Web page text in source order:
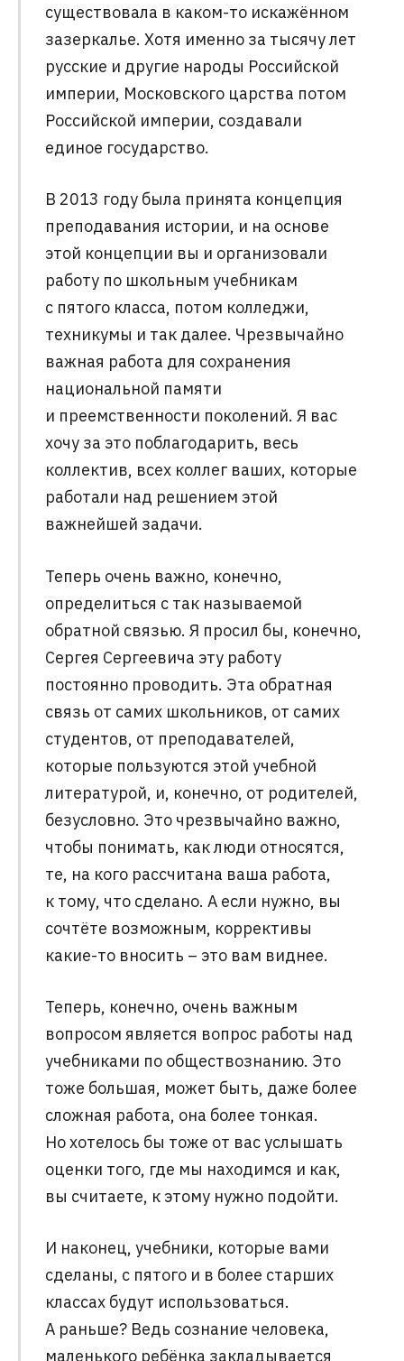
существовала в каком-то искажённом
зазеркалье. Хотя именно за тысячу лет
русские и другие народы Российской
империи, Московского царства потом
Российской империи, создавали
единое государство.
В 2013 году была принята концепция
преподавания истории, и на основе
этой концепции вы и организовали
работу по школьным учебникам
с пятого класса, потом колледжи,
техникумы и так далее. Чрезвычайно
важная работа для сохранения
национальной памяти
и преемственности поколений. Я вас
хочу за это поблагодарить, весь
коллектив, всех коллег ваших, которые
работали над решением этой
важнейшей задачи.
Теперь очень важно, конечно,
определиться с так называемой
обратной связью. Я просил бы, конечно,
Сергея Сергеевича эту работу
постоянно проводить. Эта обратная
связь от самих школьников, от самих
студентов, от преподавателей,
которые пользуются этой учебной
литературой, и, конечно, от родителей,
безусловно. Это чрезвычайно важно,
чтобы понимать, как люди относятся,
те, на кого рассчитана ваша работа,
к тому, что сделано. А если нужно, вы
сочтёте возможным, коррективы
какие-то вносить – это вам виднее.
Теперь, конечно, очень важным
вопросом является вопрос работы над
учебниками по обществознанию. Это
тоже большая, может быть, даже более
сложная работа, она более тонкая.
Но хотелось бы тоже от вас услышать
оценки того, где мы находимся и как,
вы считаете, к этому нужно подойти.
И наконец, учебники, которые вами
сделаны, с пятого и в более старших
классах будут использоваться.
А раньше? Ведь сознание человека,
маленького ребёнка закладывается